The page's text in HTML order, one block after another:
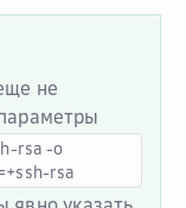
не
rsa -o
rsa